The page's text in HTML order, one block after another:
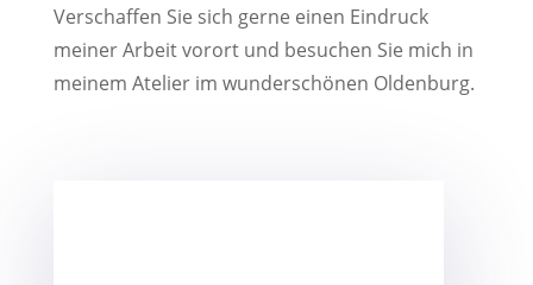
Verschaffen Sie sich gerne einen Eindruck
meiner Arbeit vorort und besuchen Sie mich in
meinem Atelier im wunderschönen Oldenburg.